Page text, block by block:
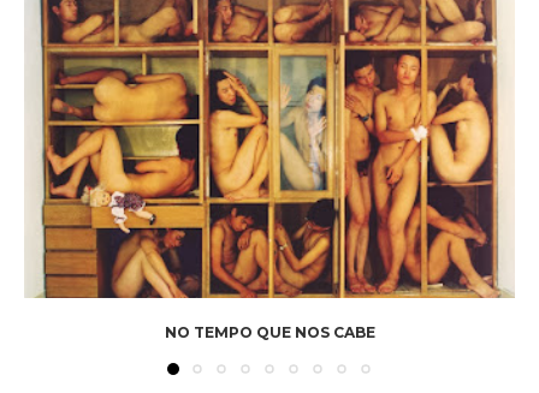
NO TEMPO QUE NOS CABE